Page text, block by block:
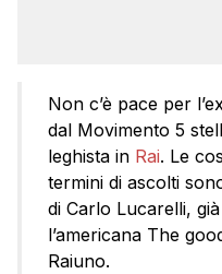
Non c’è pace per
dal Movimento 5
leghista in Rai. Le
termini di ascolti
di Carlo Lucarelli,
l’americana The
Raiuno.